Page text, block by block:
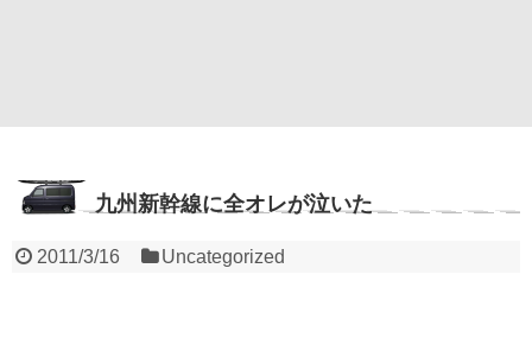
九州新幹線に全オレが泣いた
2011/3/16 Uncategorized